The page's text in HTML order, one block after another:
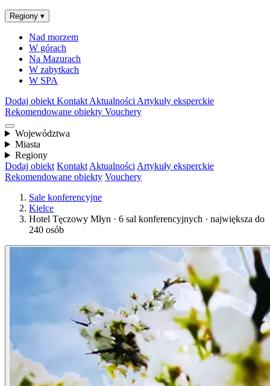
Regiony ▾
Nad morzem
W górach
Na Mazurach
W zabytkach
W SPA
Dodaj obiekt Kontakt Aktualności Artykuły eksperckie
Rekomendowane obiekty Vouchery
Województwa
Miasta
Regiony
Dodaj obiekt Kontakt Aktualności Artykuły eksperckie
Rekomendowane obiekty Vouchery
Sale konferencyjne
Kielce
Hotel Tęczowy Młyn · 6 sal konferencyjnych · największa do
240 osób